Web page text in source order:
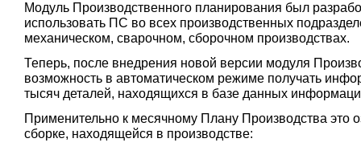
Модуль Производственного планирования был
использовать ПС во всех производственных
механическом, сварочном, сборочном производствах.
Теперь, после внедрения новой версии модуля
возможность в автоматическом режиме получать
тысяч деталей, находящихся в базе данных
Применительно к месячному Плану Производства
сборке, находящейся в производстве: